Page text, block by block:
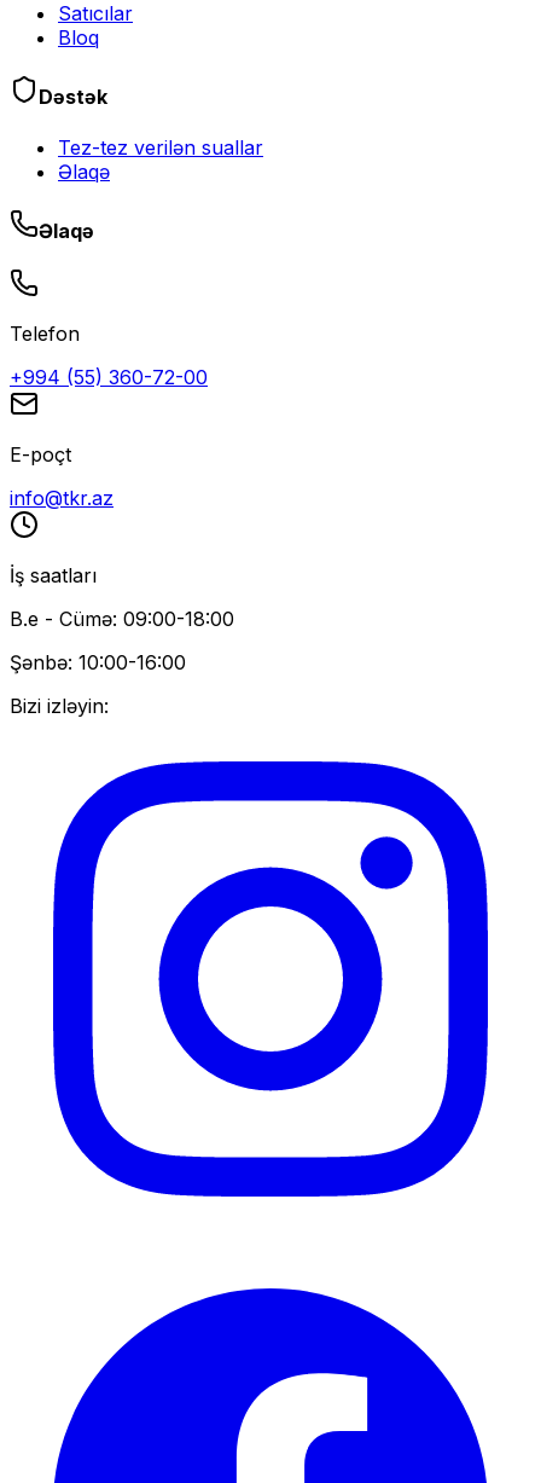
Satıcılar
Bloq
Dəstək
Tez-tez verilən suallar
Əlaqə
Əlaqə
Telefon
+994 (55) 360-72-00
E-poçt
info@tkr.az
İş saatları
B.e - Cümə: 09:00-18:00
Şənbə: 10:00-16:00
Bizi izləyin: